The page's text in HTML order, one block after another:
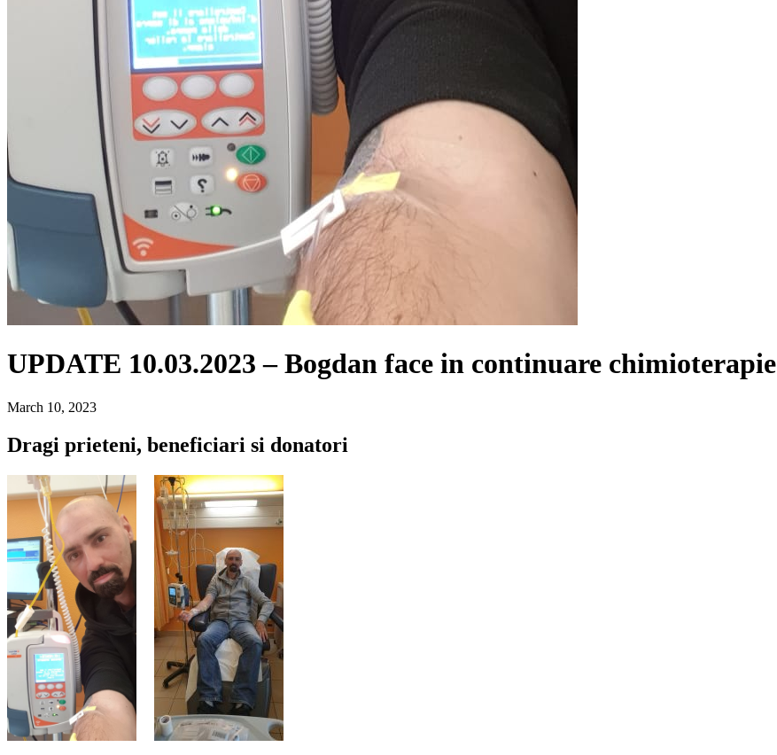
UPDATE 10.03.2023 – Bogdan face in continuare chimioterapie
March 10, 2023
Dragi prieteni, beneficiari si donatori